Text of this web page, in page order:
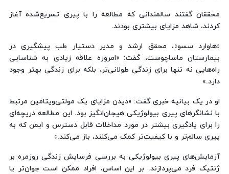
محققان گفتند سالمندانی که مطالعه را با پیری تسریع‌شده آغاز
کردند، شاهد مزایای بیشتری بودند.
«هاوارد سسو»، محقق ارشد و مدیر دستیار طب پیشگیری در
بیمارستان ماساچوست، گفت: «امروزه علاقه زیادی به شناسایی
راه‌هایی نه تنها برای زندگی طولانی‌تر، بلکه برای زندگی بهتر وجود
دارد.»
او در یک بیانیه خبری گفت: «دیدن مزایای یک مولتی‌ویتامین مرتبط
با نشانگرهای پیری بیولوژیکی هیجان‌انگیز بود. این مطالعه دریچه‌ای
را برای یادگیری بیشتر در مورد مداخلات قابل دسترس و ایمن که به
پیری سالم‌تر و با کیفیت‌تر کمک می‌کنند، باز می‌کند.»
آزمایش‌های پیری بیولوژیکی به بررسی فرسایش زندگی روزمره بر
ژنتیک فرد می‌پردازند. بر این اساس، افراد ممکن است جوان‌تر یا